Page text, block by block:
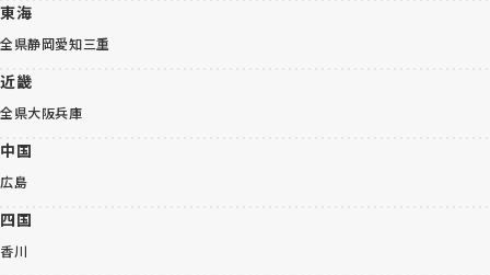
東海
全県静岡愛知三重
近畿
全県大阪兵庫
中国
広島
四国
香川